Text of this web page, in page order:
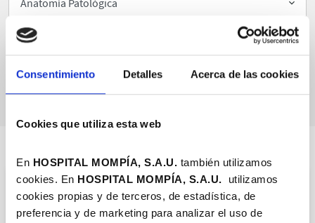
Consentimiento Detalles Acerca de las cookies
Cookies que utiliza esta web
En HOSPITAL MOMPÍA, S.A.U. también utilizamos
cookies. En HOSPITAL MOMPÍA, S.A.U. utilizamos
cookies propias y de terceros, de estadística, de
preferencia y de marketing para analizar el uso de
Dr. María Jesús López Arias